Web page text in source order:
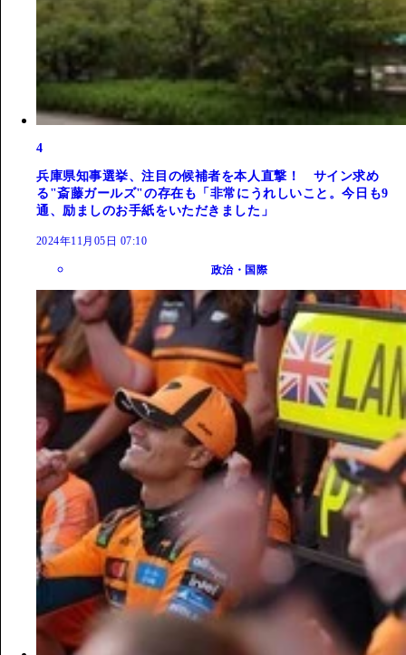
4
兵庫県知事選挙、注目の候補者を本人直撃！ サイン求め
る"斎藤ガールズ"の存在も「非常にうれしいこと。今日も9
通、励ましのお手紙をいただきました」
2024年11月05日 07:10
政治・国際